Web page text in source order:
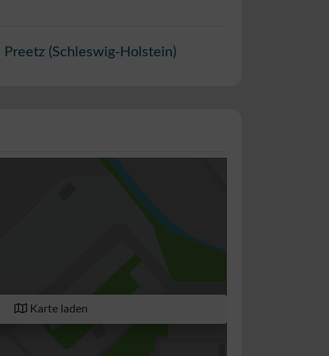
Preetz (Schleswig-Holstein)
Karte laden